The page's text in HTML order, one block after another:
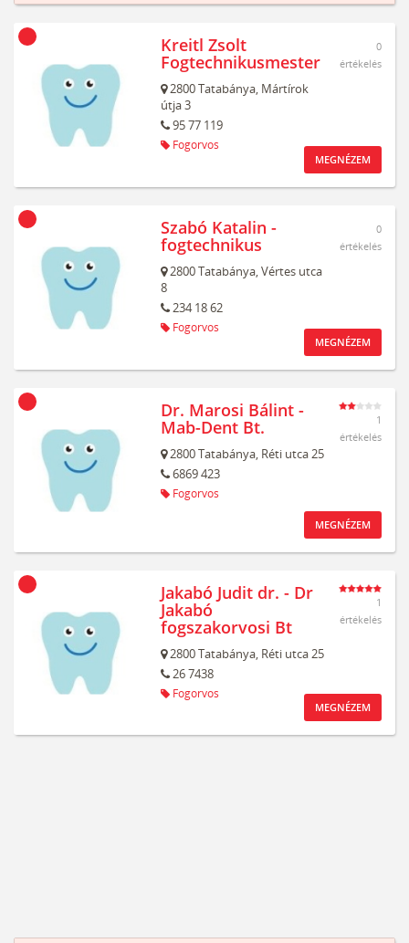
Kreitl Zsolt
Fogtechnikusmester
2800Tatabánya, Mártírok
útja 3
95 77 119
Fogorvos
0
értékelés
MEGNÉZEM
Szabó Katalin -
fogtechnikus
2800Tatabánya,Vértes utca
8
234 18 62
Fogorvos
0
értékelés
MEGNÉZEM
Dr. Marosi Bálint -
Mab-Dent Bt.
2800Tatabánya, Réti utca 25
6869 423
Fogorvos
1
értékelés
MEGNÉZEM
Jakabó Judit dr. - Dr
Jakabó
fogszakorvosi Bt
2800Tatabánya, Réti utca 25
26 7438
Fogorvos
1
értékelés
MEGNÉZEM